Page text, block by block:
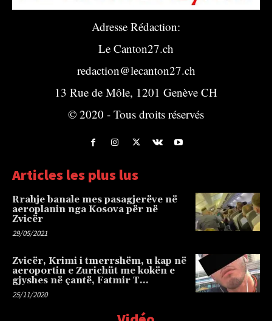
Adresse Rédaction:
Le Canton27.ch
redaction@lecanton27.ch
13 Rue de Môle, 1201 Genève CH
© 2020 - Tous droits réservés
Articles les plus lus
Rrahje banale mes pasagjerëve në
aeroplanin nga Kosova për në
Zvicër
29/05/2021
Zvicër, Krimi i tmerrshëm, u kap në
aeroportin e Zurichüt me kokën e
gjyshes në çantë, Fatmir T…
25/11/2020